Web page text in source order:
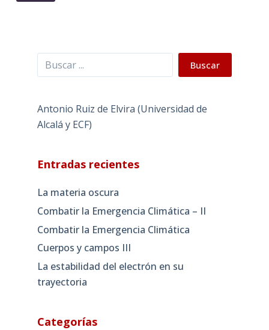
Buscar Buscar
Antonio Ruiz de Elvira (Universidad de
Alcalá y ECF)
Entradas recientes
La materia oscura
Combatir la Emergencia Climática – II
Combatir la Emergencia Climática
Cuerpos y campos III
La estabilidad del electrón en su
trayectoria
Categorías